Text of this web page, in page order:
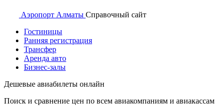
Аэропорт Алматы Справочный сайт
Гостиницы
Ранняя регистрация
Трансфер
Аренда авто
Бизнес-залы
Дешевые авиабилеты онлайн
Поиск и сравнение цен по всем авиакомпаниям и авиакассам